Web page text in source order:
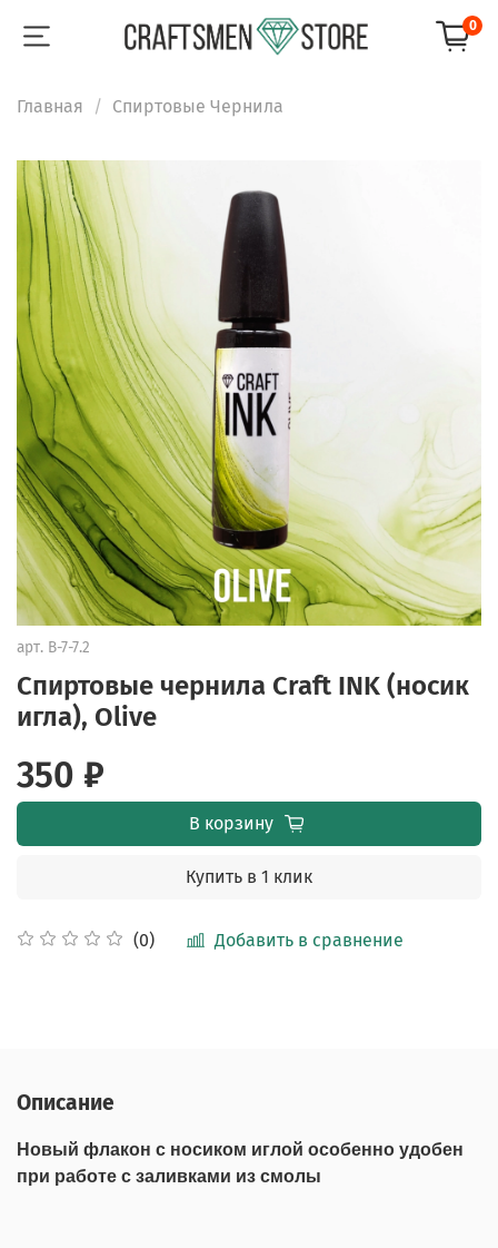
0
Главная Спиртовые Чернила
арт. B-7-7.2
Спиртовые чернила Craft INK (носик
игла), Olive
(0) Добавить в сравнение
350 ₽
В корзину
Купить в 1 клик
Описание
Новый флакон с носиком иглой особенно удобен
при работе с заливками из смолы